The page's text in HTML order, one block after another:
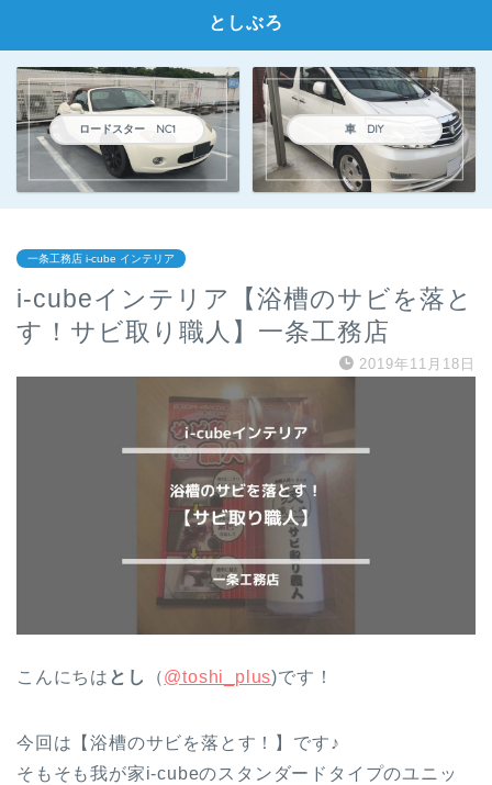
としぶろ
ロードスター NC1 車 DIY
一条工務店 i-cube インテリア
i-cubeインテリア【浴槽のサビを落と
す！サビ取り職人】一条工務店
2019年11月18日
こんにちは とし （@toshi_plus)です！
今回は【浴槽のサビを落とす！】です♪
そもそも我が家i-cubeのスタンダードタイプのユニッ